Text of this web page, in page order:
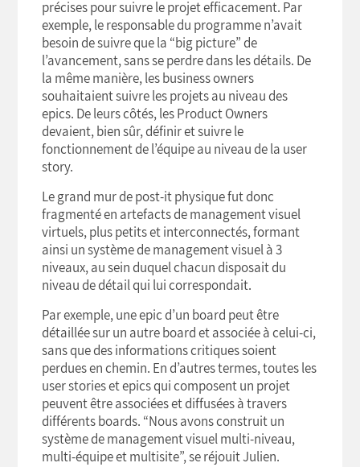
précises pour suivre le projet efficacement. Par
exemple, le responsable du programme n’avait
besoin de suivre que la “big picture” de
l’avancement, sans se perdre dans les détails. De
la même manière, les business owners
souhaitaient suivre les projets au niveau des
epics. De leurs côtés, les Product Owners
devaient, bien sûr, définir et suivre le
fonctionnement de l’équipe au niveau de la user
story.
Le grand mur de post-it physique fut donc
fragmenté en artefacts de management visuel
virtuels, plus petits et interconnectés, formant
ainsi un système de management visuel à 3
niveaux, au sein duquel chacun disposait du
niveau de détail qui lui correspondait.
Par exemple, une epic d’un board peut être
détaillée sur un autre board et associée à celui-ci,
sans que des informations critiques soient
perdues en chemin. En d’autres termes, toutes les
user stories et epics qui composent un projet
peuvent être associées et diffusées à travers
différents boards. “Nous avons construit un
système de management visuel multi-niveau,
multi-équipe et multisite”, se réjouit Julien.